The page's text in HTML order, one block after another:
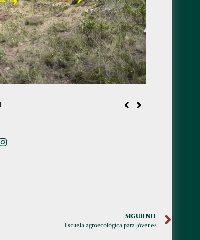
SIGUIENTE
Escuela agroecológica para jóvenes